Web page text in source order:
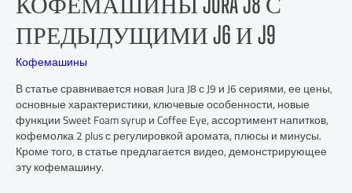
ПРЕДЫДУЩИМИ J6 И J9
Кофемашины
В статье сравнивается новая Jura J8 с J9 и J6 сериями, ее цены,
основные характеристики, ключевые особенности, новые
функции Sweet Foam syrup и Coffee Eye, ассортимент напитков,
кофемолка 2 plus с регулировкой аромата, плюсы и минусы.
Кроме того, в статье предлагается видео, демонстрирующее
эту кофемашину.